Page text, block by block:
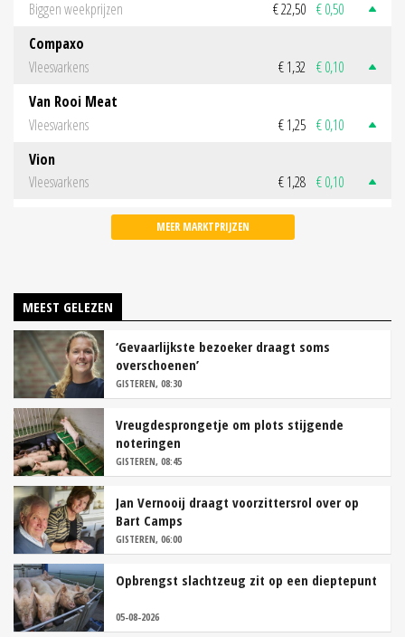
Biggen weekprijzen € 22,50 € 0,50
Compaxo
Vleesvarkens
€ 1,32 € 0,10
Van Rooi Meat
Vleesvarkens
€ 1,25 € 0,10
Vion
Vleesvarkens
€ 1,28 € 0,10
MEER MARKTPRIJZEN
MEEST GELEZEN
‘Gevaarlijkste bezoeker draagt soms
overschoenen’
GISTEREN, 08:30
Vreugdesprongetje om plots stijgende
noteringen
GISTEREN, 08:45
Jan Vernooij draagt voorzittersrol over op
Bart Camps
GISTEREN, 06:00
Opbrengst slachtzeug zit op een dieptepunt
05-08-2026